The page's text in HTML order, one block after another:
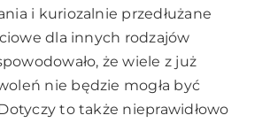
i kuriozalnie przedłużane
dla innych rodzajów
że wiele z już
nie będzie mogła być
to także nieprawidłowo